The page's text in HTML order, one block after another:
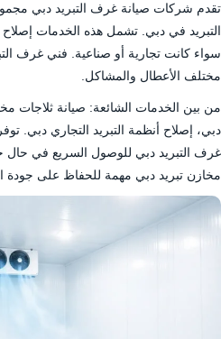
تقدم شركات صيانة غرف التبريد دبي
التبريد في دبي. تشمل هذه الخدمات إصلاح
سواء كانت تجارية أو صناعية. فني غرف
مختلف الأعطال والمشاكل.
من بين الخدمات الشائعة: صيانة ثلاجات
دبي، إصلاح أنظمة التبريد التجاري دبي.
غرف التبريد دبي للوصول السريع في حال
مخازن تبريد دبي مهمة للحفاظ على جودة